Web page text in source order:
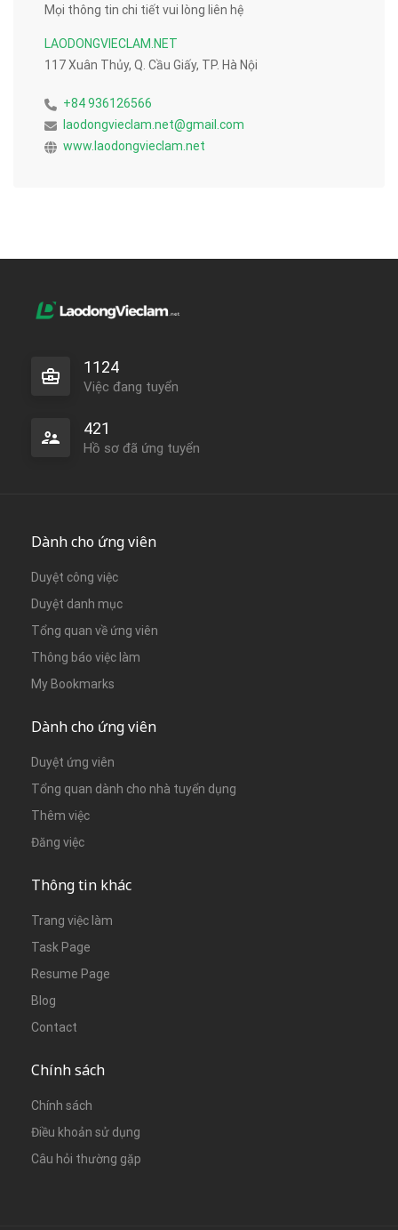
Mọi thông tin chi tiết vui lòng liên hệ
LAODONGVIECLAM.NET
117 Xuân Thủy, Q. Cầu Giấy, TP. Hà Nội
+84 936126566
laodongvieclam.net@gmail.com
www.laodongvieclam.net
1124
Việc đang tuyển
421
Hồ sơ đã ứng tuyển
Dành cho ứng viên
Duyệt công việc
Duyệt danh mục
Tổng quan về ứng viên
Thông báo việc làm
My Bookmarks
Dành cho ứng viên
Duyệt ứng viên
Tổng quan dành cho nhà tuyển dụng
Thêm việc
Đăng việc
Thông tin khác
Trang việc làm
Task Page
Resume Page
Blog
Contact
Chính sách
Chính sách
Điều khoản sử dụng
Câu hỏi thường gặp